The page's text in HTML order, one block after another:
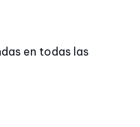
en todas las